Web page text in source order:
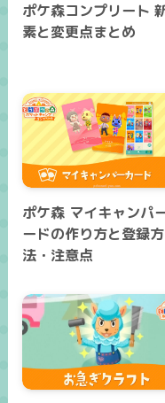
ポケ森コンプリート
素と変更点まとめ
ポケ森 マイキャンパ
ードの作り方と登録方
法・注意点